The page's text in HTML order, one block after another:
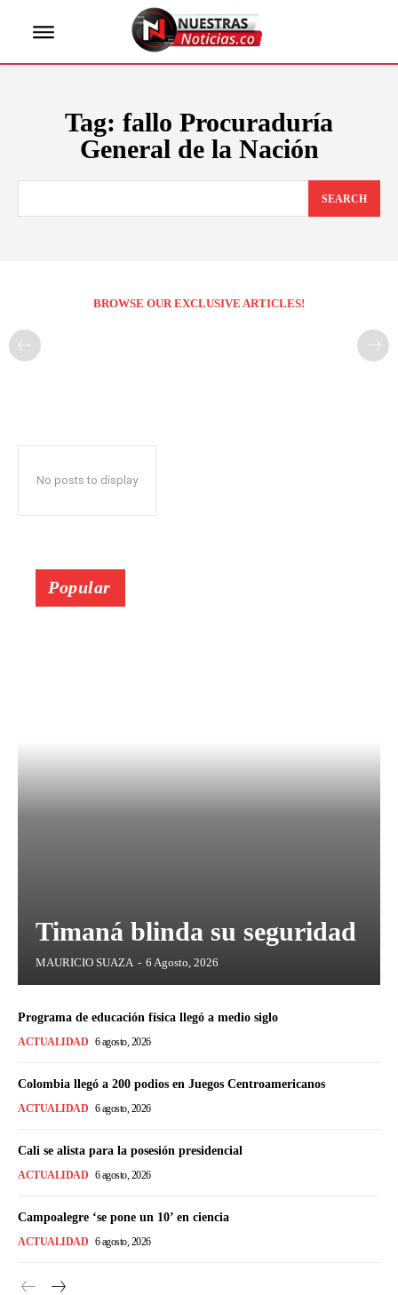
Tag: fallo Procuraduría
General de la Nación
SEARCH
BROWSE OUR EXCLUSIVE ARTICLES!
No posts to display
Popular
Timaná blinda su seguridad
MAURICIO SUAZA - 6 Agosto, 2026
Programa de educación física llegó a medio siglo
ACTUALIDAD 6 agosto, 2026
Colombia llegó a 200 podios en Juegos Centroamericanos
ACTUALIDAD 6 agosto, 2026
Cali se alista para la posesión presidencial
ACTUALIDAD 6 agosto, 2026
Campoalegre ‘se pone un 10’ en ciencia
ACTUALIDAD 6 agosto, 2026